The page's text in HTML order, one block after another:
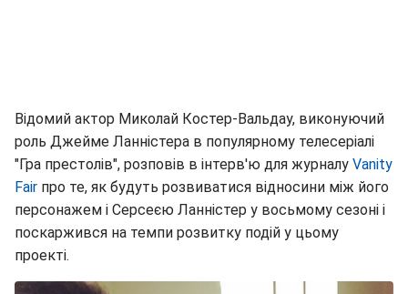
Відомий актор Миколай Костер-Вальдау, виконуючий
роль Джейме Ланністера в популярному телесеріалі
"Гра престолів", розповів в інтерв'ю для журналу Vanity
Fair про те, як будуть розвиватися відносини між його
персонажем і Серсеєю Ланністер у восьмому сезоні і
поскаржився на темпи розвитку подій у цьому
проекті.